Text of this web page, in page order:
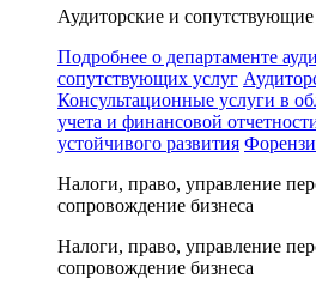
Аудиторские и сопутствующие
Подробнее о департаменте
сопутствующих услуг
Консультационные услуги в
учета и финансовой
устойчивого развития
Налоги, право, управление
сопровождение бизнеса
Налоги, право, управление
сопровождение бизнеса